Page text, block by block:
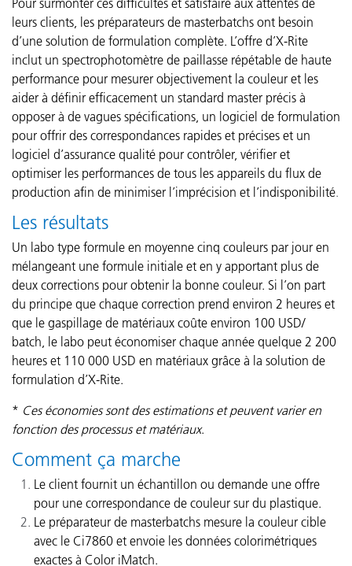
Pour surmonter ces difficultés et satisfaire aux attentes de
leurs clients, les préparateurs de masterbatchs ont besoin
d’une solution de formulation complète. L’offre d’X-Rite
inclut un spectrophotomètre de paillasse répétable de haute
performance pour mesurer objectivement la couleur et les
aider à définir efficacement un standard master précis à
opposer à de vagues spécifications, un logiciel de formulation
pour offrir des correspondances rapides et précises et un
logiciel d’assurance qualité pour contrôler, vérifier et
optimiser les performances de tous les appareils du flux de
production afin de minimiser l’imprécision et l’indisponibilité.
Les résultats
Un labo type formule en moyenne cinq couleurs par jour en
mélangeant une formule initiale et en y apportant plus de
deux corrections pour obtenir la bonne couleur. Si l’on part
du principe que chaque correction prend environ 2 heures et
que le gaspillage de matériaux coûte environ 100 USD/
batch, le labo peut économiser chaque année quelque 2 200
heures et 110 000 USD en matériaux grâce à la solution de
formulation d’X-Rite.
* Ces économies sont des estimations et peuvent varier en
fonction des processus et matériaux.
Comment ça marche
Le client fournit un échantillon ou demande une offre
pour une correspondance de couleur sur du plastique.
Le préparateur de masterbatchs mesure la couleur cible
avec le Ci7860 et envoie les données colorimétriques
exactes à Color iMatch.